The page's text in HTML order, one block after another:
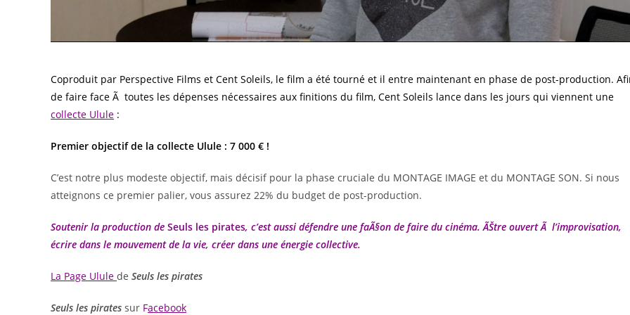
Coproduit par Perspective Films et Cent Soleils, le film a été tourné et il entre maintenant en phase de post-production.
de faire face Ã toutes les dépenses nécessaires aux finitions du film, Cent Soleils lance dans les jours qui viennent une
collecte Ulule :
Premier objectif de la collecte Ulule : 7 000 € !
C’est notre plus modeste objectif, mais décisif pour la phase cruciale du MONTAGE IMAGE et du MONTAGE SON. Si nous
atteignons ce premier palier, vous assurez 22% du budget de post-production.
Soutenir la production de Seuls les pirates, c’est aussi défendre une faÃ§on de faire du cinéma. ÃŠtre ouvert Ã l’improvisation,
écrire dans le mouvement de la vie, créer dans une énergie collective.
La Page Ulule de Seuls les pirates
Seuls les pirates sur Facebook